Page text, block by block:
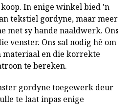
In enige winkel bied 'n
tekstiel gordyne, maar meer
met sy hande naaldwerk. Ons
venster. Ons sal nodig hê om
materiaal en die korrekte
te bereken.
gordyne toegewerk deur
te laat inpas enige